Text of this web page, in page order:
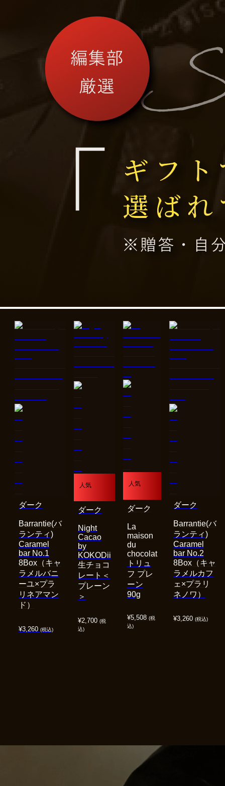
¥3,260 (税込)
Barrantie(バ
ランティ)
Caramel
bar No.1
8Box（キャ
ラメルバニ
ーユ×プラ
リネアマン
ド）
ダーク
人気
¥2,700 (税
込)
Night
Cacao
by
KOKODii
生チョコ
レート＜
プレーン
＞
ダーク
人気
¥5,508 (税
込)
La
maison
du
chocolat
トリュ
フ プレ
ーン
90g
ダーク
¥3,260 (税込)
Barrantie(バ
ランティ)
Caramel
bar No.2
8Box（キャ
ラメルカフ
ェ×プラリ
ネノワ）
ダーク